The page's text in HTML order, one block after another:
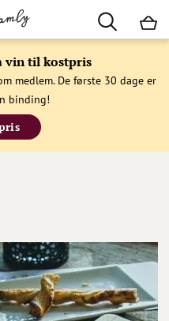
vin til kostpris
medlem. De første 30 dage er
binding!